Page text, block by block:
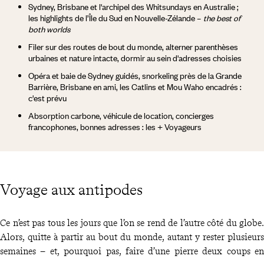
Voyage aux antipodes
Sydney, Brisbane et l'archipel des Whitsundays en Australie ;
les highlights de l’Île du Sud en Nouvelle-Zélande – the best of
both worlds
Filer sur des routes de bout du monde, alterner parenthèses
urbaines et nature intacte, dormir au sein d'adresses choisies
Opéra et baie de Sydney guidés, snorkeling près de la Grande
Barrière, Brisbane en ami, les Catlins et Mou Waho encadrés :
c'est prévu
Absorption carbone, véhicule de location, concierges
francophones, bonnes adresses : les + Voyageurs
Ce n’est pas tous les jours que l’on se rend de l’autre côté du globe.
Alors, quitte à partir au bout du monde, autant y rester plusieurs
semaines – et, pourquoi pas, faire d’une pierre deux coups en